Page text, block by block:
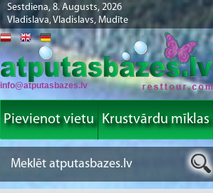
Sestdiena, 8. Augusts, 2026
Vladislava, Vladislavs, Mudīte
info@atputasbazes.lv
Pievienot vietu Krustvārdu mīklas